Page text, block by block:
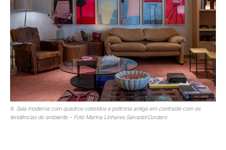
6. Sala moderna com quadros coloridos e poltrona antiga em contraste com as
tendências do ambiente – Foto Marina Linhares SalvadorCordaro